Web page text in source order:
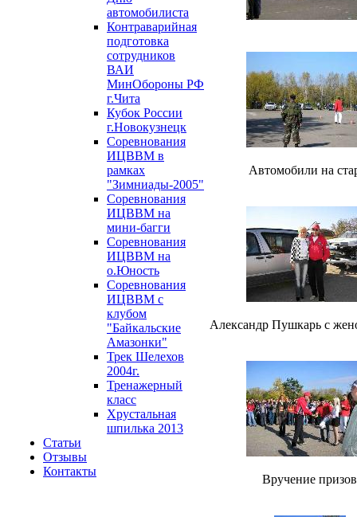
автомобилиста
Контраварийная
подготовка
сотрудников
ВАИ
МинОбороны РФ
г.Чита
Кубок России
г.Новокузнецк
Соревнования
ИЦВВМ в
рамках
"Зимниады-2005"
Соревнования
ИЦВВМ на
мини-багги
Соревнования
ИЦВВМ на
о.Юность
Соревнования
ИЦВВМ с
клубом
"Байкальские
Амазонки"
Трек Шелехов
2004г.
Тренажерный
класс
Хрустальная
шпилька 2013
Статьи
Отзывы
Контакты
Автомобили на
Александр Пушкарь с
Вручение призов